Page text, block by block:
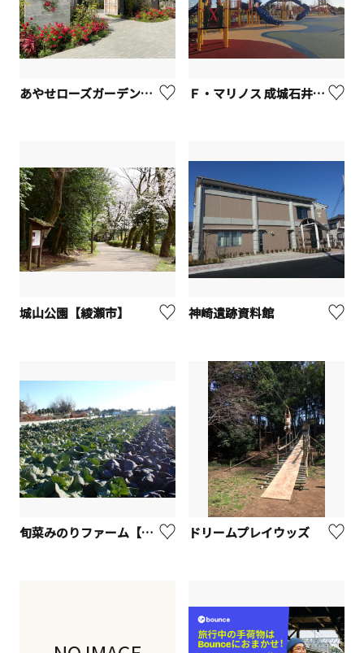
あやせローズガーデン【綾瀬市】 Ｆ・マリノス 成城石井パーク（大和ゆとりの森）
城山公園【綾瀬市】 神崎遺跡資料館
旬菜みのりファーム【綾瀬市】 ドリームプレイウッズ